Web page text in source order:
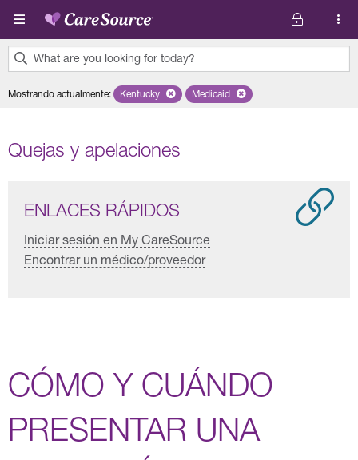
Pasar al contenido principal
What are you looking for today?
results
Mostrando actualmente: Remove selected state 'Kentucky'
Kentucky Remove selected plan 'Medicaid'
Medicaid
Quejas y apelaciones
ENLACES RÁPIDOS
Iniciar sesión en My CareSource
Encontrar un médico/proveedor
CÓMO Y CUÁNDO
PRESENTAR UNA